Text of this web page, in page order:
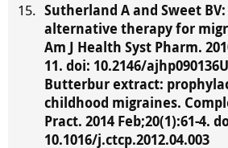
Sutherland A and Sweet
alternative therapy for
Am J Health Syst Pharm.
11. doi: 10.2146/
Butterbur extract:
childhood migraines.
Pract. 2014 Feb;20(1):61-4.
10.1016/j.ctcp.2012.04.003